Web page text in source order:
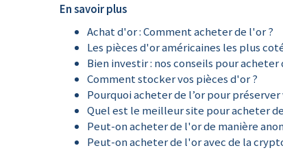
En savoir plus
Achat d'or : Comment acheter de l'or ?
Les pièces d'or américaines les plus
Bien investir : nos conseils pour acheter
Comment stocker vos pièces d'or ?
Pourquoi acheter de l’or pour préserver
Quel est le meilleur site pour acheter
Peut-on acheter de l'or de manière
Peut-on acheter de l'or avec de la